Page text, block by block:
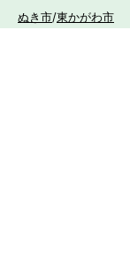
ぬき市/東かがわ市